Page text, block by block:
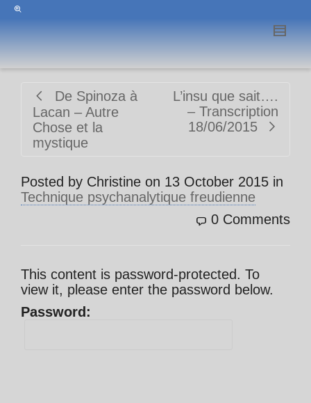
De Spinoza à
Lacan – Autre
Chose et la
mystique
L’insu que sait….
– Transcription
18/06/2015
Posted by Christine on 13 October 2015 in
Technique psychanalytique freudienne
0 Comments
This content is password-protected. To
view it, please enter the password below.
Password: